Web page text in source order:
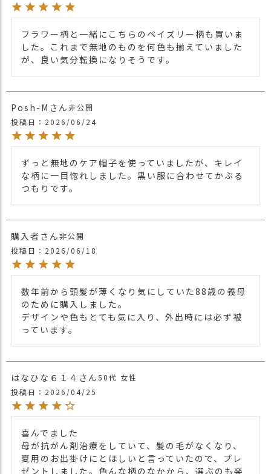
【フラワーグレー】
表 コットン95% スパンデックス5%
裏 オーガニックコットン100%
【ペイズリーブルー】
【ベージュフラワー】
表 コットン(綿)100%
裏 オーガニックコットン(綿)100%
表 レーヨン97% スパンデックス3%
裏 オーガニックコットン(綿)100%
【ツリーブルー】
表 レーヨンスパンデックス100%
商品詳細
を使用した、柄物ワッチ。
コットンワッチ。
無地のオーガニックコットンワッチが多い
中、柄物のデザインワッチ。
裏はオーガニックコットン。
いワッチ。
性別関係なくオールシーズンかぶれます。
になりました。
した。
※現在タグは取り外して販売しておりま
す。（2020/6/26）
フラワー柄と一緒にこちらのペイズリー柄も買いま
した。これまで無地のものを何色も揃えていました
が、良い気分転換になりそうです。
Posh-M
非公開
投稿日
2026/06/24
ずっと無地のケア帽子を使っていましたが、キレイ
な柄に一目惚れしました。黒い服に合わせてかぶる
つもりです。
購入者
非公開
投稿日
2026/06/18
数年前から頭髪が薄くなり気にしていた88歳の義母
のために購入しました。
デザインや色もとても気に入り、外出時には必ず被
っています。
はなひな６１４ 50代 女性
投稿日
2026/04/25
喜んでました
母が抗がん剤治療をしていて、髪の毛がなくなり、
夏用のお出掛けにとほしいと言っていたので、プレ
ゼントしました。色んな柄のなかから、選ぶのも楽